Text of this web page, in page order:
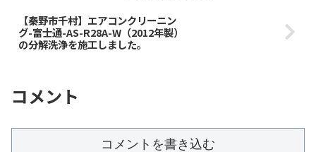
【秦野市千村】エアコンクリーニン
グ-富士通-AS-R28A-W（2012年製）
の分解洗浄を施工しました。
コメント
コメントを書き込む